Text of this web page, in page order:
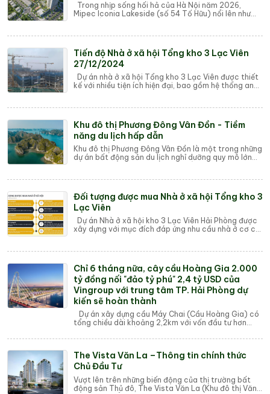
Trong nhịp sống hối hả của Hà Nội năm 2026,
Mipec Iconia Lakeside (số 54 Tố Hữu) nổi lên như
Tiến độ Nhà ở xã hội Tổng kho 3 Lạc Viên
27/12/2024
Dự án nhà ở xã hội Tổng kho 3 Lạc Viên được thiết
kế với nhiều tiện ích hiện đại, bao gồm hệ thống an
Khu đô thị Phương Đông Vân Đồn - Tiềm
năng du lịch hấp dẫn
Khu đô thị Phương Đông Vân Đồn là một trong những
dự án bất động sản du lịch nghỉ dưỡng quy mô lớn
Đối tượng được mua Nhà ở xã hội Tổng kho 3
Lạc Viên
Dự án Nhà ở xã hội kho 3 Lạc Viên Hải Phòng được
xây dựng với mục đích đáp ứng nhu cầu nhà ở cơ cư
Chỉ 6 tháng nữa, cây cầu Hoàng Gia 2.000
tỷ đồng nối "đảo tỷ phú" 2,4 tỷ USD của
Vingroup với trung tâm TP. Hải Phòng dự
kiến sẽ hoàn thành
Dự án xây dựng cầu Máy Chai (Cầu Hoàng Gia) có
tổng chiều dài khoảng 2,2km với vốn đầu tư hơn
The Vista Văn La –Thông tin chính thức
Chủ Đầu Tư
Vượt lên trên những biến động của thị trường bất
động sản Thủ đô, The Vista Văn La (Khu đô thị Văn